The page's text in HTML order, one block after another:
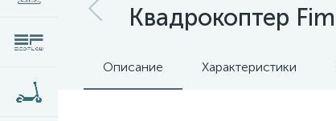
Квадрокоптер
Описание Характеристики